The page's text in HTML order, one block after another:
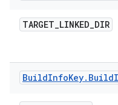
TARGET_LINKED_DIR
BuildInfoKey. Build